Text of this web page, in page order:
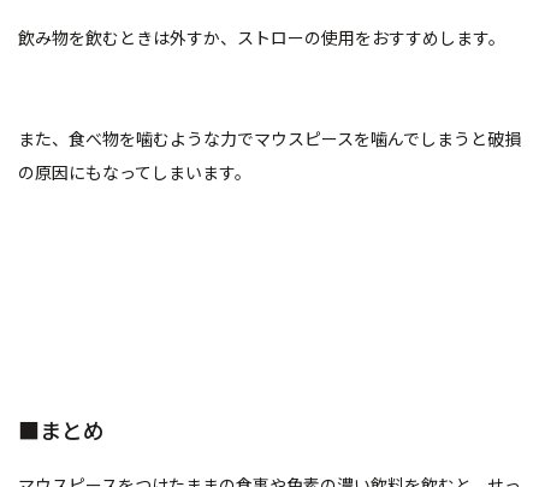
飲み物を飲むときは外すか、ストローの使用をおすすめします。
また、食べ物を噛むような力でマウスピースを噛んでしまうと破損
の原因にもなってしまいます。
■まとめ